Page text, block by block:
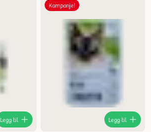
Legg til
Kampanje!
Legg til